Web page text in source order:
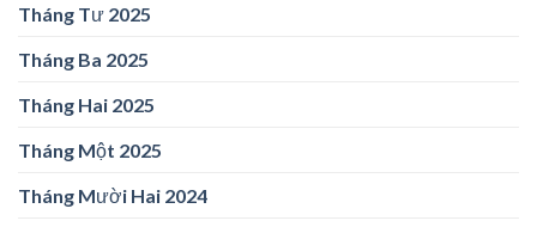
Tháng Tư 2025
Tháng Ba 2025
Tháng Hai 2025
Tháng Một 2025
Tháng Mười Hai 2024